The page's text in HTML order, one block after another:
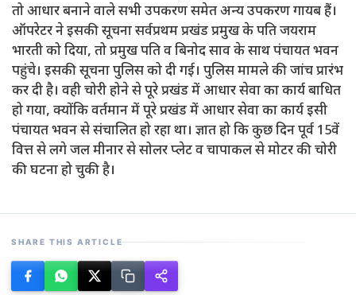
तो आधार बनाने वाले सभी उपकरण समेत अन्य उपकरण गायब हैं।
ऑपरेटर ने इसकी सूचना सर्वप्रथम प्रखंड प्रमुख के पति जयराम
भारती को दिया, तो प्रमुख पति व बिनोद साव के साथ पंचायत भवन
पहुंचे। इसकी सूचना पुलिस को दी गई। पुलिस मामले की जांच प्रारंभ
कर दी है। वही चोरी होने से पूरे प्रखंड में आधार सेवा का कार्य बाधित
हो गया, क्योंकि वर्तमान में पूरे प्रखंड में आधार सेवा का कार्य इसी
पंचायत भवन से संचालित हो रहा था। ज्ञात हो कि कुछ दिन पूर्व 15वें
वित्त से लगे जल मीनार से सोलर प्लेट व चापाकल से मोटर की चोरी
की घटना हो चुकी है।
SHARE THIS ARTICLE